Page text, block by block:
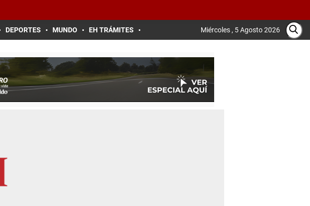
DEPORTES MUNDO EH TRÁMITES Miércoles , 5 Agosto 2026